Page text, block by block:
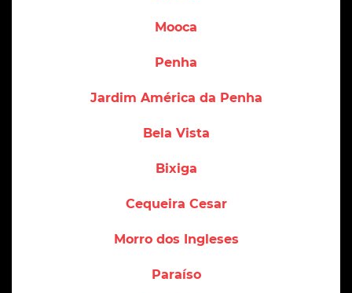
Mooca
Penha
Jardim América da Penha
Bela Vista
Bixiga
Cequeira Cesar
Morro dos Ingleses
Paraíso